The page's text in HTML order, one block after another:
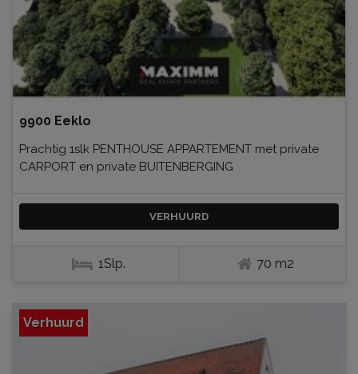
9900 Eeklo
Prachtig 1slk PENTHOUSE APPARTEMENT met private
CARPORT en private BUITENBERGING
VERHUURD
1Slp. 70 m2
Verhuurd